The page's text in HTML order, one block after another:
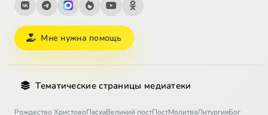
Мне нужна помощь
Тематические страницы медиатеки
Рождество ХристовоПасхаВеликий постПостМолитваЛитургияБог